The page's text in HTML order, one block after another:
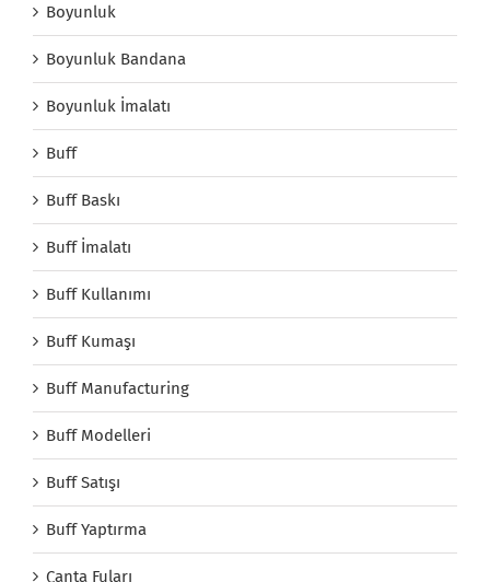
Boyunluk
Boyunluk Bandana
Boyunluk İmalatı
Buff
Buff Baskı
Buff İmalatı
Buff Kullanımı
Buff Kumaşı
Buff Manufacturing
Buff Modelleri
Buff Satışı
Buff Yaptırma
Çanta Fuları